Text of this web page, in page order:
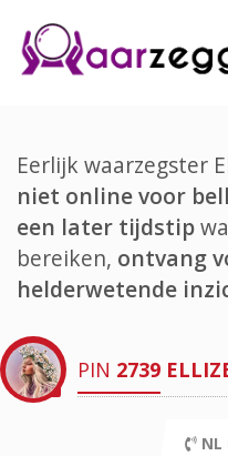
Eerlijk waarzegster
niet online voor
een later tijdstip
bereiken, ontvang
helderwetende
PIN 2739
NL